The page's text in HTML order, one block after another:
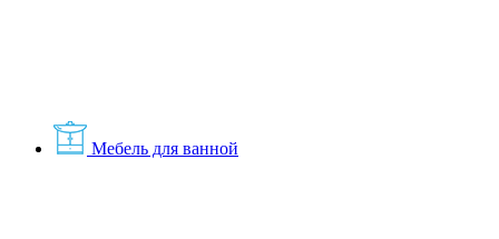
Мебель для ванной